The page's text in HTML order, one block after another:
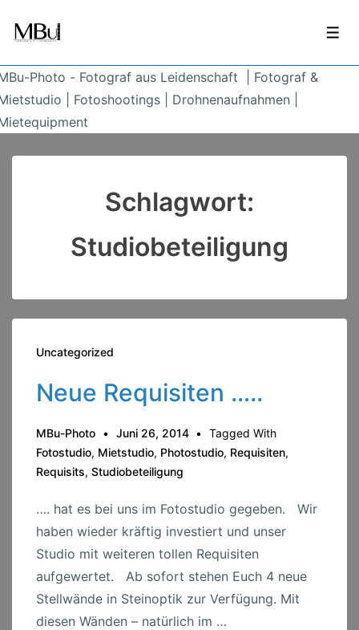
Zum
Photo - Fotograf aus Leidenschaft | Fotograf &
| Fotoshootings | Drohnenaufnahmen |
Schlagwort:
Studiobeteiligung
Uncategorized
Neue Requisiten …..
MBu-Photo Juni 26, 2014
Tagged With
Fotostudio, Mietstudio, Photostudio, Requisiten,
Requisits, Studiobeteiligung
…. hat es bei uns im Fotostudio gegeben. Wir
haben wieder kräftig investiert und unser
Studio mit weiteren tollen Requisiten
aufgewertet. Ab sofort stehen Euch 4 neue
Stellwände in Steinoptik zur Verfügung. Mit
diesen Wänden – natürlich im …